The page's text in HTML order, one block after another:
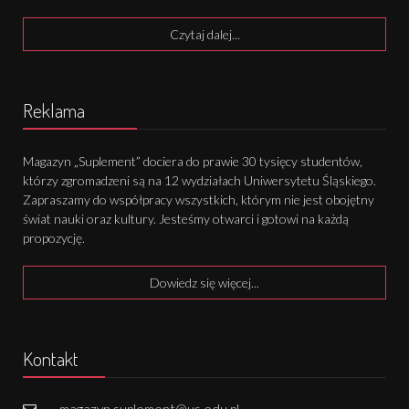
Czytaj dalej...
Reklama
Magazyn „Suplement” dociera do prawie 30 tysięcy studentów,
którzy zgromadzeni są na 12 wydziałach Uniwersytetu Śląskiego.
Zapraszamy do współpracy wszystkich, którym nie jest obojętny
świat nauki oraz kultury. Jesteśmy otwarci i gotowi na każdą
propozycję.
Dowiedz się więcej...
Kontakt